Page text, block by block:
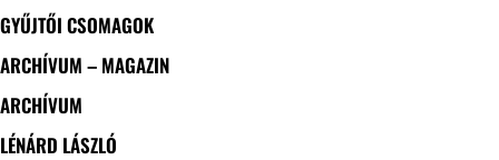
GYŰJTŐI CSOMAGOK
ARCHÍVUM – MAGAZIN
ARCHÍVUM
LÉNÁRD LÁSZLÓ